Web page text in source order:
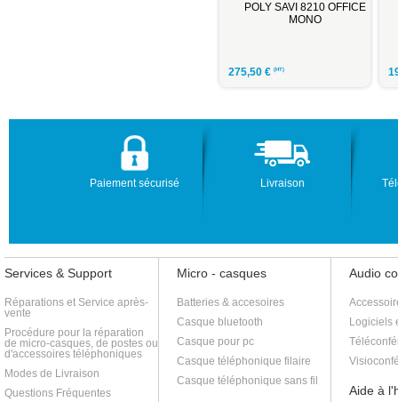
POLY SAVI 8210 OFFICE
MONO
275,50 € (HT)
Paiement sécurisé Livraison
Services & Support
Réparations et Service après-
vente
Procédure pour la réparation
de micro-casques, de postes ou
d'accessoires téléphoniques
Modes de Livraison
Questions Fréquentes
Micro - casques
Batteries & accesoires
Casque bluetooth
Casque pour pc
Casque téléphonique filaire
Casque téléphonique sans fil
Audio
Logiciels
Aide à